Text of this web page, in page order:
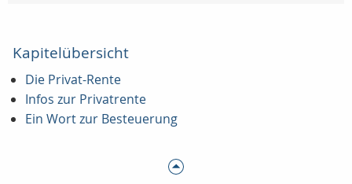
Kapitelübersicht
Die Privat-Rente
Infos zur Privatrente
Ein Wort zur Besteuerung